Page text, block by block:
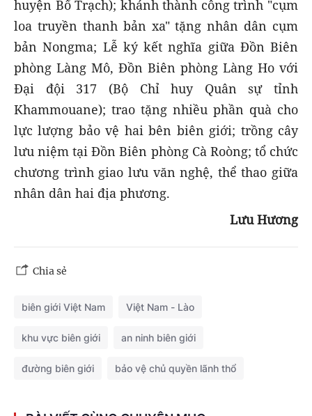
huyện Bố Trạch); khánh thành công trình "cụm
loa truyền thanh bản xa" tặng nhân dân cụm
bản Nongma; Lễ ký kết nghĩa giữa Đồn Biên
phòng Làng Mô, Đồn Biên phòng Làng Ho với
Đại đội 317 (Bộ Chỉ huy Quân sự tỉnh
Khammouane); trao tặng nhiều phần quà cho
lực lượng bảo vệ hai bên biên giới; trồng cây
lưu niệm tại Đồn Biên phòng Cà Roòng; tổ chức
chương trình giao lưu văn nghệ, thể thao giữa
nhân dân hai địa phương.
Lưu Hương
Chia sẻ
biên giới Việt Nam Việt Nam - Lào
khu vực biên giới an ninh biên giới
đường biên giới bảo vệ chủ quyền lãnh thổ